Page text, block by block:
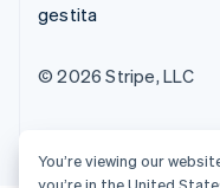
gestita
© 2026 Stripe, LLC
You’re viewing our
you’re in the United